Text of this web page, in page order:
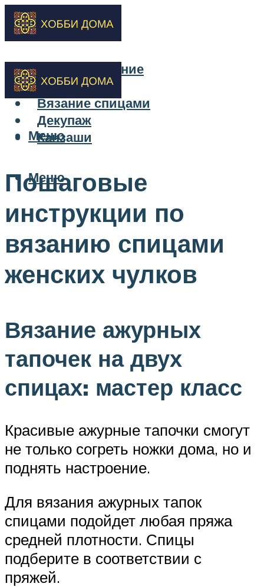
Бисероплетение
Вышивка
Вязание спицами
Декупаж
Канзаши
Меню
Меню
Пошаговые
инструкции по
вязанию спицами
женских чулков
Вязание ажурных
тапочек на двух
спицах: мастер класс
Красивые ажурные тапочки смогут
не только согреть ножки дома, но и
поднять настроение.
Для вязания ажурных тапок
спицами подойдет любая пряжа
средней плотности. Спицы
подберите в соответствии с
пряжей.